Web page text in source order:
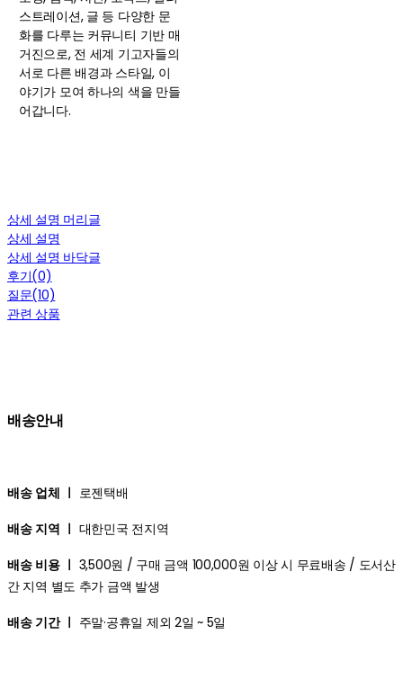
스트레이션, 글 등 다양한 문
화를 다루는 커뮤니티 기반 매
거진으로, 전 세계 기고자들의
서로 다른 배경과 스타일, 이
야기가 모여 하나의 색을 만들
어갑니다.
상세 설명 머리글
상세 설명
상세 설명 바닥글
후기(0)
질문(10)
관련 상품
배송안내
배송 업체 ㅣ 로젠택배
배송 지역 ㅣ 대한민국 전지역
배송 비용 ㅣ 3,500원 / 구매 금액 100,000원 이상 시 무료배송 / 도서산
간 지역 별도 추가 금액 발생
배송 기간 ㅣ 주말·공휴일 제외 2일 ~ 5일